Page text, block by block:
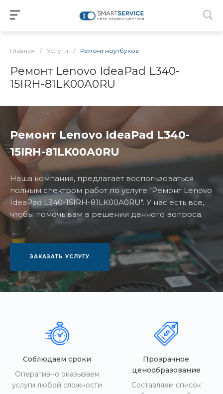
Главная / Услуги / Ремонт ноутбуков
Ремонт Lenovo IdeaPad L340-
15IRH-81LK00A0RU
Ремонт Lenovo IdeaPad L340-
15IRH-81LK00A0RU
Наша компания, предлагает воспользоваться
полным спектром работ по услуге "Ремонт Lenovo
IdeaPad L340-15IRH-81LK00A0RU". У нас есть все,
чтобы помочь вам в решении данного вопроса.
ЗАКАЗАТЬ УСЛУГУ
Соблюдаем сроки
Оперативно оказываем
услуги любой сложности
Прозрачное
ценообразование
Составляем список